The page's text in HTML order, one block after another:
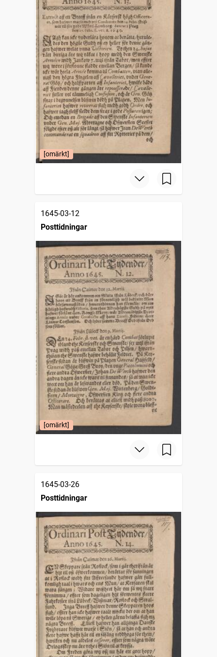
[omärkt]
1645-03-12
Posttidningar
[omärkt]
1645-03-26
Posttidningar